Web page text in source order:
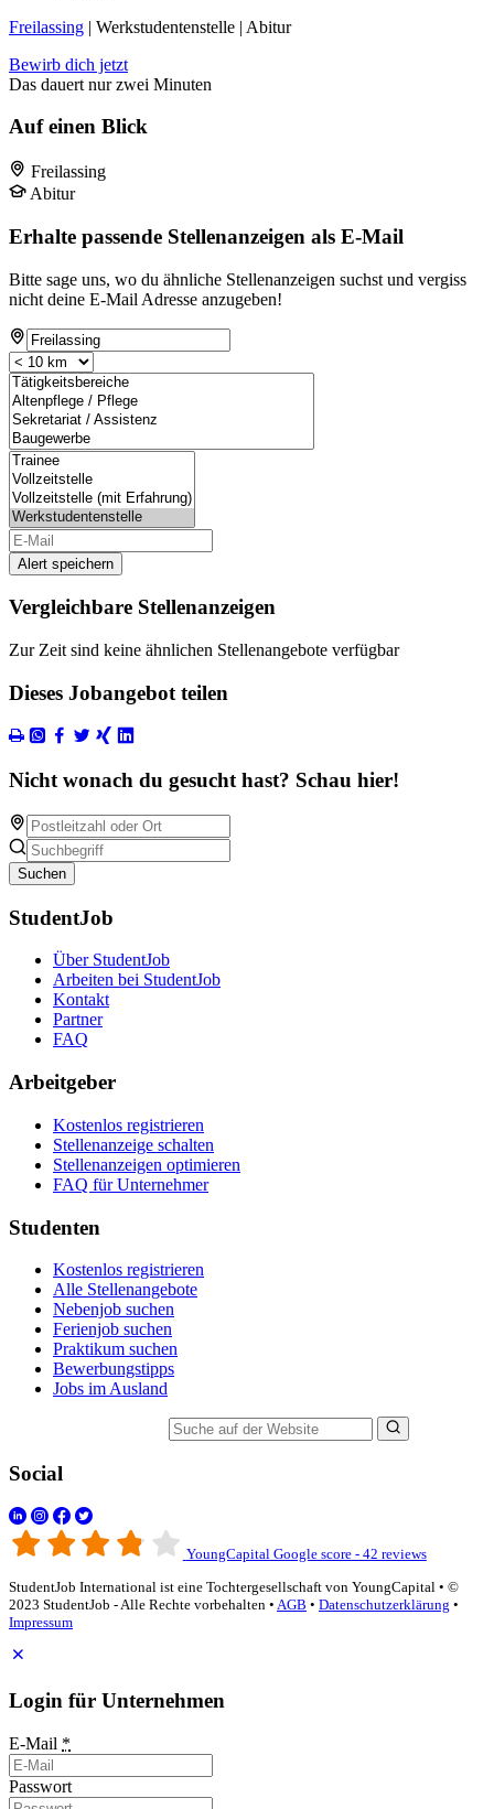
Freilassing | Werkstudentenstelle | Abitur
Bewirb dich jetzt
Das dauert nur zwei Minuten
Auf einen Blick
Freilassing
Abitur
Erhalte passende Stellenanzeigen als E-Mail
Bitte sage uns, wo du ähnliche Stellenanzeigen suchst und vergiss
nicht deine E-Mail Adresse anzugeben!
Alert speichern
Vergleichbare Stellenanzeigen
Zur Zeit sind keine ähnlichen Stellenangebote verfügbar
Dieses Jobangebot teilen
Nicht wonach du gesucht hast? Schau hier!
Suchen
StudentJob
Über StudentJob
Arbeiten bei StudentJob
Kontakt
Partner
FAQ
Arbeitgeber
Kostenlos registrieren
Stellenanzeige schalten
Stellenanzeigen optimieren
FAQ für Unternehmer
Studenten
Kostenlos registrieren
Alle Stellenangebote
Nebenjob suchen
Ferienjob suchen
Praktikum suchen
Bewerbungstipps
Jobs im Ausland
Social
YoungCapital Google score - 42 reviews
StudentJob International ist eine Tochtergesellschaft von YoungCapital • ©
2023 StudentJob - Alle Rechte vorbehalten • AGB • Datenschutzerklärung •
Impressum
Login für Unternehmen
E-Mail *
Passwort